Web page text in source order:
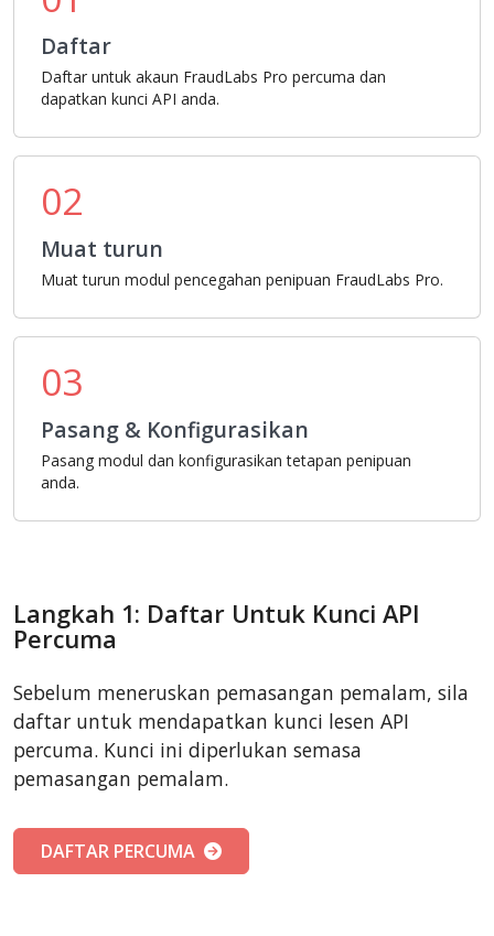
Daftar
Daftar untuk akaun FraudLabs Pro percuma dan
dapatkan kunci API anda.
02
Muat turun
Muat turun modul pencegahan penipuan FraudLabs Pro.
03
Pasang & Konfigurasikan
Pasang modul dan konfigurasikan tetapan penipuan
anda.
Langkah 1: Daftar Untuk Kunci API
Percuma
Sebelum meneruskan pemasangan pemalam, sila
daftar untuk mendapatkan kunci lesen API
percuma. Kunci ini diperlukan semasa
pemasangan pemalam.
DAFTAR PERCUMA